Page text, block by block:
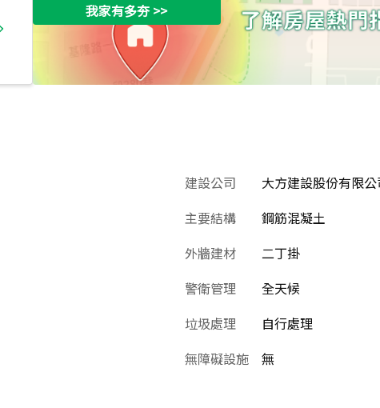
我家有多夯>>
建設公司
大方建設股份有限公
主要結構
鋼筋混凝土
外牆建材
二丁掛
警衛管理
全天候
垃圾處理
自行處理
無障礙設施
無